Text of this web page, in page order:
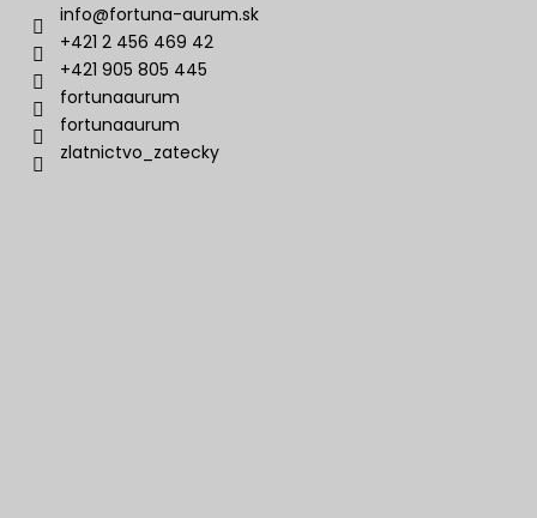
info@fortuna-aurum.sk
+421 2 456 469 42
+421 905 805 445
fortunaaurum
fortunaaurum
zlatnictvo_zatecky